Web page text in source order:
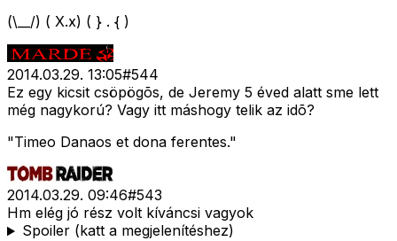
(\__/) ( X.x) ( } . { )
2014.03.29. 13:05#544
Ez egy kicsit csöpögõs, de Jeremy 5 éved alatt sme lett
még nagykorú? Vagy itt máshogy telik az idõ?
"Timeo Danaos et dona ferentes."
2014.03.29. 09:46#543
Hm elég jó rész volt kíváncsi vagyok
Spoiler (katt a megjelenítéshez)